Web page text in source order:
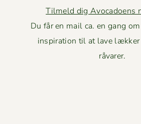
Tilmeld dig Avocadoens
Du får en mail ca. en gang
inspiration til at lave lækker
råvarer.